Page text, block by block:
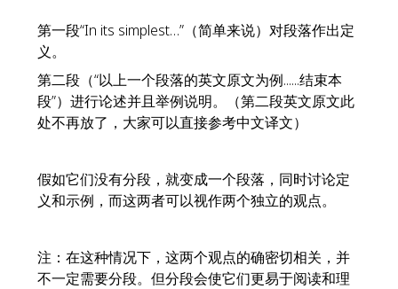
第一段“In its simplest…”（简单来说）对段落作出定
义。
第二段（“以上一个段落的英文原文为例......结束本
段”）进行论述并且举例说明。（第二段英文原文此
处不再放了，大家可以直接参考中文译文）
假如它们没有分段，就变成一个段落，同时讨论定
义和示例，而这两者可以视作两个独立的观点。
注：在这种情况下，这两个观点的确密切相关，并
不一定需要分段。但分段会使它们更易于阅读和理